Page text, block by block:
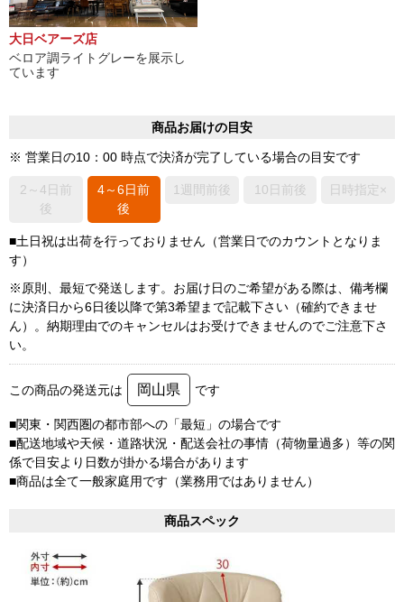
大日ベアーズ店
ベロア調ライトグレーを展示し
ています
商品お届けの目安
※ 営業日の10：00 時点で決済が完了している場合の目安です
2～4日前
後
4～6日前
後
1週間前後 10日前後 日時指定×
■土日祝は出荷を行っておりません（営業日でのカウントとなりま
す）
※原則、最短で発送します。お届け日のご希望がある際は、備考欄
に決済日から6日後以降で第3希望まで記載下さい（確約できませ
ん）。納期理由でのキャンセルはお受けできませんのでご注意下さ
い。
この商品の発送元は 岡山県 です
■関東・関西圏の都市部への「最短」の場合です
■配送地域や天候・道路状況・配送会社の事情（荷物量過多）等の関
係で目安より日数が掛かる場合があります
■商品は全て一般家庭用です（業務用ではありません）
商品スペック